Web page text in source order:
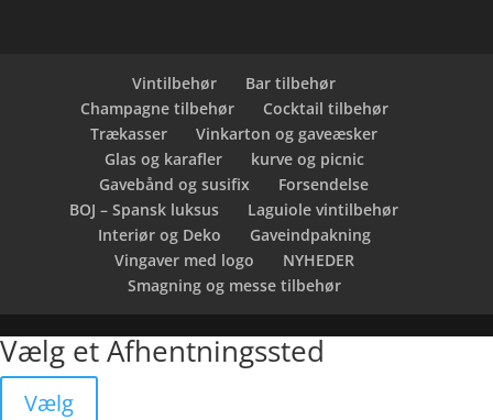
Vintilbehør
Bar tilbehør
Champagne tilbehør
Cocktail tilbehør
Trækasser
Vinkarton og gaveæsker
Glas og karafler
kurve og picnic
Gavebånd og susifix
Forsendelse
BOJ – Spansk luksus
Laguiole vintilbehør
Interiør og Deko
Gaveindpakning
Vingaver med logo
NYHEDER
Smagning og messe tilbehør
Vælg et Afhentningssted
Vælg